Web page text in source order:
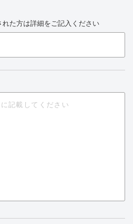
た方は詳細をご記入ください